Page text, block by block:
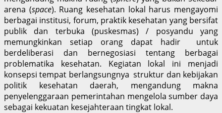
arena (space). Ruang kesehatan lokal harus mengayomi
berbagai institusi, forum, praktik kesehatan yang bersifat
publik dan terbuka (puskesmas) / posyandu yang
memungkinkan setiap orang dapat hadir untuk
berdeliberasi dan bernegosiasi tentang berbagai
problematika kesehatan. Kegiatan lokal ini menjadi
konsepsi tempat berlangsungnya struktur dan kebijakan
politik kesehatan daerah, mengandung makna
penyelenggaraan pemerintahan mengelola sumber daya
sebagai kekuatan kesejahteraan tingkat lokal.